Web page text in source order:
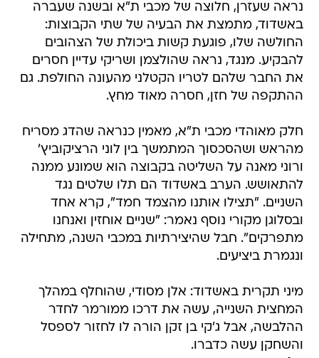
נראה שעזרן, חלוצה של מכבי ת"א ובשנה שעברה
באשדוד, מתמצת את הבעיה של שתי הקבוצות:
החולשה שלו, פוגעת קשות ביכולת של הצהובים
להבקיע. מנגד, נראה שהולצמן ושריקי עדיין חסרים
את החבר שלהם לטריו הקטלני מהעונה החולפת. גם
ההתקפה של חזן, חסרה מאוד מחץ.
חלק מאוהדי מכבי ת"א, מאמין כנראה שהדג מסריח
מהראש ושהסכסוך המתמשך בין לוני הרציקוביץ'
ורוני מאנה על השליטה בקבוצה הוא שמונע ממנה
להתאושש. הערב באשדוד הם תלו שלטים נגד
השניים. "תצילו אותנו מהצמד חמד", קרא אחד
ובסלוגן מקורי נוסף נאמר: "שניים אוחזין ואנחנו
מתפרקים". חבל שהיצירתיות במכבי השנה, מתחילה
ונגמרת ביציעים.
מיני תקרית באשדוד: אלן מסודי, שהוחלף במהלך
המחצית השנייה, עשה את דרכו ממורמר לחדר
ההלבשה, אבל ג'קי בן זקן הורה לו לחזור לספסל
והשחקן עשה כדברו.